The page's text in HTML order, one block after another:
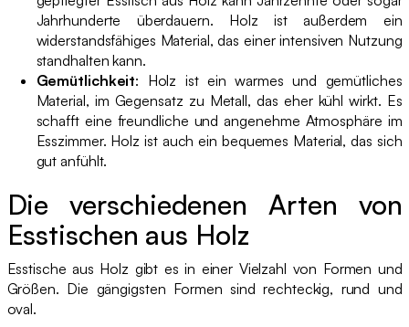
Jahrhunderte überdauern. Holz ist außerdem ein
widerstandsfähiges Material, das einer intensiven Nutzung
standhalten kann.
Gemütlichkeit: Holz ist ein warmes und gemütliches
Material, im Gegensatz zu Metall, das eher kühl wirkt. Es
schafft eine freundliche und angenehme Atmosphäre im
Esszimmer. Holz ist auch ein bequemes Material, das sich
gut anfühlt.
Die verschiedenen Arten von
Esstischen aus Holz
Esstische aus Holz gibt es in einer Vielzahl von Formen und
Größen. Die gängigsten Formen sind rechteckig, rund und
oval.